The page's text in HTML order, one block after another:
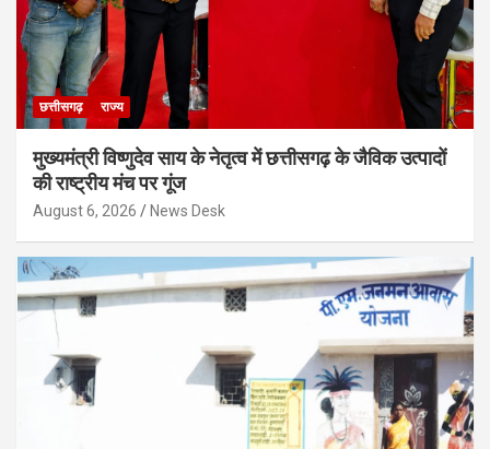
छत्तीसगढ़ राज्य
मुख्यमंत्री विष्णुदेव साय के नेतृत्व में छत्तीसगढ़ के जैविक उत्पादों
की राष्ट्रीय मंच पर गूंज
August 6, 2026 News Desk